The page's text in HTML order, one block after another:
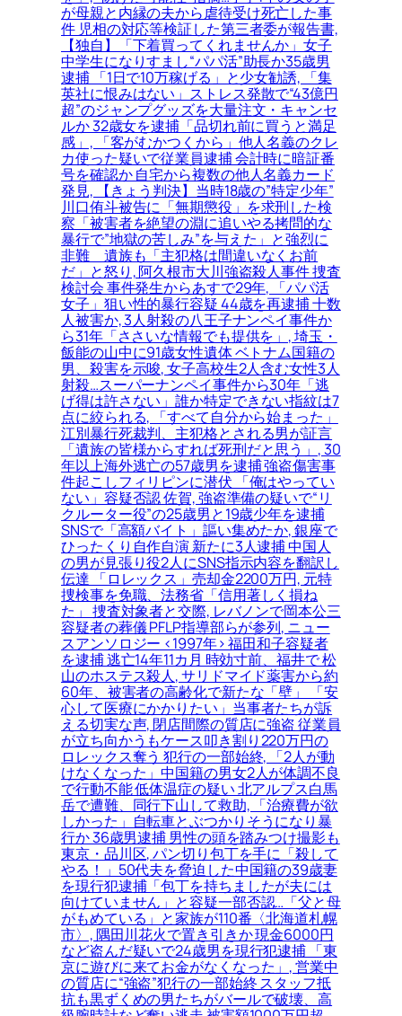
が母親と内縁の夫から虐待受け死亡した事
件 児相の対応等検証した第三者委が報告書,
【独自】「下着買ってくれませんか」女子
中学生になりすまし“パパ活”助長か35歳男
逮捕 「1日で10万稼げる」と少女勧誘, 「集
英社に恨みはない」ストレス発散で“43億円
超”のジャンプグッズを大量注文・キャンセ
ルか 32歳女を逮捕「品切れ前に買うと満足
感」, 「客がむかつくから」他人名義のクレ
カ使った疑いで従業員逮捕 会計時に暗証番
号を確認か 自宅から複数の他人名義カード
発見, 【きょう判決】当時18歳の”特定少年”
川口侑斗被告に「無期懲役」を求刑した検
察「被害者を絶望の淵に追いやる拷問的な
暴行で”地獄の苦しみ”を与えた」と強烈に
非難＿遺族も「主犯格は間違いなくお前
だ」と怒り, 阿久根市大川強盗殺人事件 捜査
検討会 事件発生からあすで29年, 「パパ活
女子」狙い性的暴行容疑 44歳を再逮捕 十数
人被害か, 3人射殺の八王子ナンペイ事件か
ら31年「ささいな情報でも提供を」, 埼玉・
飯能の山中に91歳女性遺体 ベトナム国籍の
男、殺害を示唆, 女子高校生2人含む女性3人
射殺…スーパーナンペイ事件から30年「逃
げ得は許さない」誰か特定できない指紋は7
点に絞られる, 「すべて自分から始まった」
江別暴行死裁判、主犯格とされる男が証言
「遺族の皆様からすれば死刑だと思う」, 30
年以上海外逃亡の57歳男を逮捕 強盗傷害事
件起こしフィリピンに潜伏 「俺はやってい
ない」容疑否認 佐賀, 強盗準備の疑いで“リ
クルーター役”の25歳男と19歳少年を逮捕
SNSで「高額バイト」謳い集めたか, 銀座で
ひったくり自作自演 新たに3人逮捕 中国人
の男が見張り役2人にSNS指示内容を翻訳し
伝達 「ロレックス」売却金2200万円, 元特
捜検事を免職、法務省「信用著しく損ね
た」 捜査対象者と交際, レバノンで岡本公三
容疑者の葬儀 PFLP指導部らが参列, ニュー
スアンソロジー <1997年> 福田和子容疑者
を逮捕 逃亡14年11カ月 時効寸前、福井で 松
山のホステス殺人, サリドマイド薬害から約
60年、被害者の高齢化で新たな「壁」 「安
心して医療にかかりたい」当事者たちが訴
える切実な声, 閉店間際の質店に強盗 従業員
が立ち向かうもケース叩き割り220万円の
ロレックス奪う 犯行の一部始終, 「2人が動
けなくなった」中国籍の男女2人が体調不良
で行動不能 低体温症の疑い 北アルプス白馬
岳で遭難、同行下山して救助, 「治療費が欲
しかった」自転車とぶつかりそうになり暴
行か 36歳男逮捕 男性の頭を踏みつけ撮影も
東京・品川区, パン切り包丁を手に「殺して
やる！」50代夫を脅迫した中国籍の39歳妻
を現行犯逮捕「包丁を持ちましたが夫には
向けていません」と容疑一部否認…「父と母
がもめている」と家族が110番〈北海道札幌
市〉, 隅田川花火で置き引きか 現金6000円
など盗んだ疑いで24歳男を現行犯逮捕 「東
京に遊びに来てお金がなくなった」, 営業中
の質店に“強盗”犯行の一部始終 スタッフ抵
抗も黒ずくめの男たちがバールで破壊、高